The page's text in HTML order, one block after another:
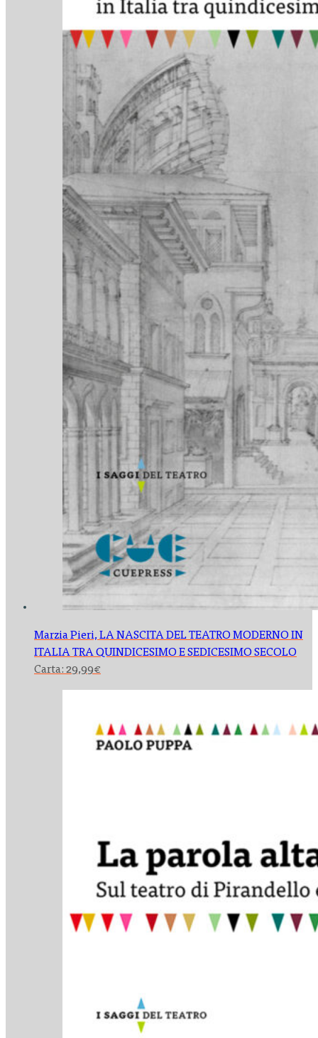
Marzia Pieri,LA NASCITA DEL TEATRO MODERNO IN
ITALIA TRA QUINDICESIMO E SEDICESIMO SECOLO
Carta: 29,99€